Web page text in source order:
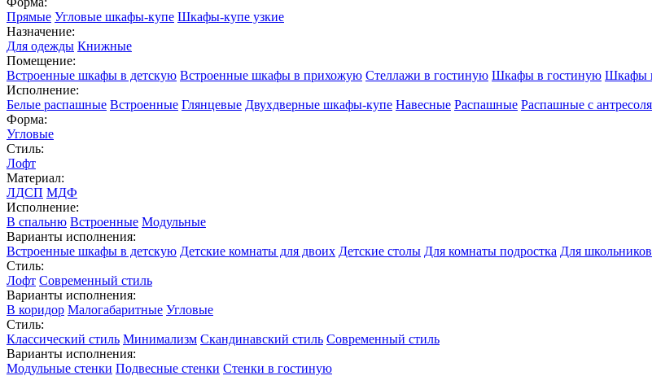
Прямые Угловые шкафы-купе Шкафы-купе узкие
Назначение:
Для одежды Книжные
Помещение:
Встроенные шкафы в детскую Встроенные шкафы в прихожую Стеллажи в гостиную Шкафы в гостиную Шкафы
Исполнение:
Белые распашные Встроенные Глянцевые Двухдверные шкафы-купе Навесные Распашные Распашные с
Форма:
Угловые
Стиль:
Лофт
Материал:
ЛДСП МДФ
Исполнение:
В спальню Встроенные Модульные
Варианты исполнения:
Встроенные шкафы в детскую Детские комнаты для двоих Детские столы Для комнаты подростка Для школьников
Стиль:
Лофт Современный стиль
Варианты исполнения:
В коридор Малогабаритные Угловые
Стиль:
Классический стиль Минимализм Скандинавский стиль Современный стиль
Варианты исполнения:
Модульные стенки Подвесные стенки Стенки в гостиную